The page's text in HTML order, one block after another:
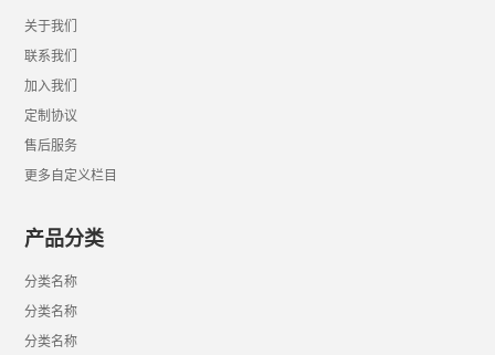
关于我们
联系我们
加入我们
定制协议
售后服务
更多自定义栏目
产品分类
分类名称
分类名称
分类名称